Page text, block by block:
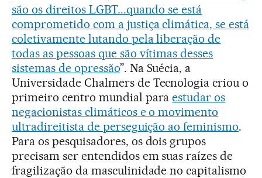
são os direitos LGBT...quando se está
comprometido com a justiça climática, se está
coletivamente lutando pela liberação de
todas as pessoas que são vítimas desses
sistemas de opressão”. Na Suécia, a
Universidade Chalmers de Tecnologia criou o
primeiro centro mundial paraestudar os
negacionistas climáticos e o movimento
ultradireitista de perseguição ao feminismo.
Para os pesquisadores, os dois grupos
precisam ser entendidos em suas raízes de
fragilização da masculinidade no capitalismo